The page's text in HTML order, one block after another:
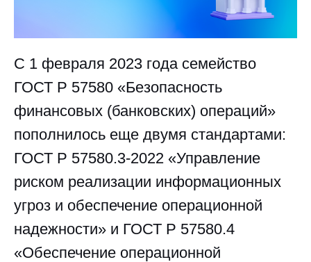
С 1 февраля 2023 года семейство
ГОСТ Р 57580 «Безопасность
финансовых (банковских) операций»
пополнилось еще двумя стандартами:
ГОСТ Р 57580.3-2022 «Управление
риском реализации информационных
угроз и обеспечение операционной
надежности» и ГОСТ Р 57580.4
«Обеспечение операционной